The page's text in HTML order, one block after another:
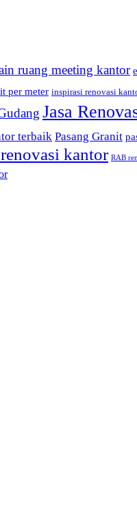
ruang meeting kantor
per meter inspirasi renovasi
Jasa
terbaik Pasang Granit
kantor RAB